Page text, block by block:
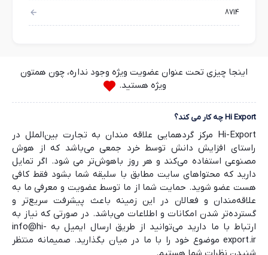
8714
اینجا چیزی تحت عنوان عضویت ویژه وجود نداره، چون همتون
ویژه هستید.
Hi Export چه کار می کند؟
Hi-Export مرکز گردهمایی علاقه مندان به تجارت بین‌الملل در
راستای افزایش دانش توسط خرد جمعی می‌باشد که از هوش
مصنوعی استفاده می‌کند و هر روز باهوش‌تر می شود. اگر تمایل
دارید که محتواهای سایت مطابق با سلیقه شما بشود فقط کافی
هست عضو شوید. حمایت شما از ما توسط عضویت و معرفی ما به
علاقه‌مندان و فعالان در این زمینه باعث پیشرفت سریع‌تر و
گسترده‌تر شدن امکانات و اطلاعات می‌باشد. در صورتی که نیاز به
ارتباط با ما دارید می‌توانید از طریق ارسال ایمیل به info@hi-
export.ir موضوع خود را با ما در میان بگذارید. صمیمانه منتظر